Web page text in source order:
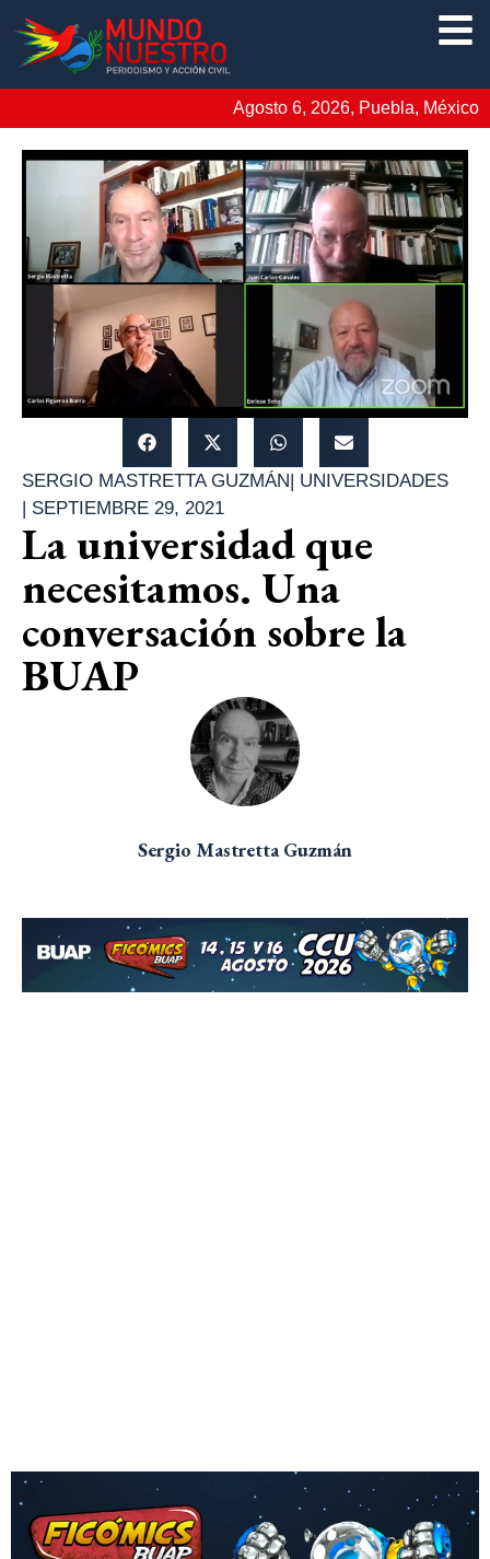
Agosto 6, 2026, Puebla, México
SERGIO MASTRETTA GUZMÁN| UNIVERSIDADES
| SEPTIEMBRE 29, 2021
La universidad que
necesitamos. Una
conversación sobre la
BUAP
Sergio Mastretta Guzmán